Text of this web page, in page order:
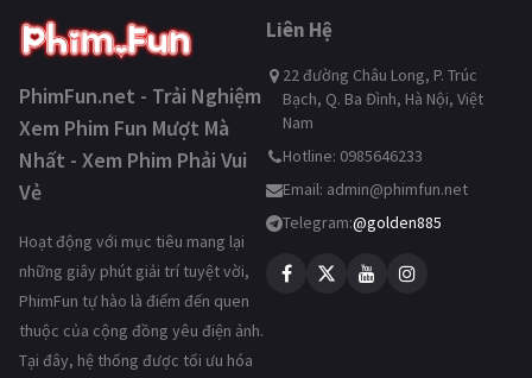
PhimFun.net - Trải Nghiệm
Xem Phim Fun Mượt Mà
Nhất - Xem Phim Phải Vui
Vẻ
Hoạt động với mục tiêu mang lại
những giây phút giải trí tuyệt vời,
PhimFun tự hào là điểm đến quen
thuộc của cộng đồng yêu điện ảnh.
Tại đây, hệ thống được tối ưu hóa
Liên Hệ
22 đường Châu Long, P. Trúc
Bạch, Q. Ba Đình, Hà Nội, Việt
Nam
Hotline: 0985646233
Email: admin@phimfun.net
Telegram:@golden885